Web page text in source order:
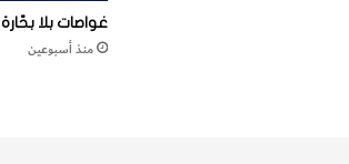
غواصات بلا بحّارة
منذ أسبوعين